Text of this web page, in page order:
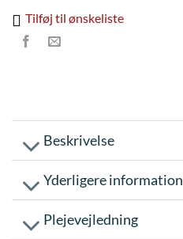
Tilføj til ønskeliste
Beskrivelse
Yderligere information
Plejevejledning